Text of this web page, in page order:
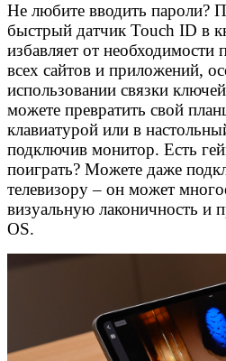
Не любите вводить пароли?
быстрый датчик Touch ID в
избавляет от
всех сайтов и приложений,
использовании связки
можете превратить свой
клавиатурой или в
подключив монитор. Есть
поиграть? Можете даже
телевизору – он может
визуальную лаконичность и
OS.